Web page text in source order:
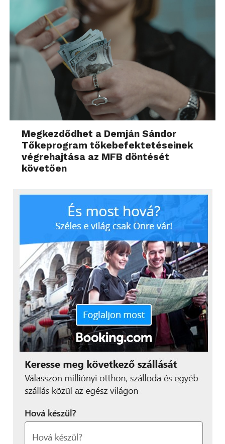
Megkezdődhet a Demján Sándor
Tőkeprogram tőkebefektetéseinek
végrehajtása az MFB döntését
követően